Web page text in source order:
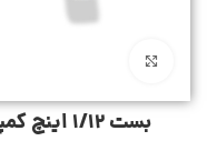
بست 1/12 اینچ کمپرسوری